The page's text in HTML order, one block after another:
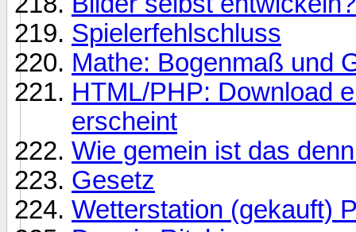
Spielerfehlschluss
Mathe: Bogenmaß und
HTML/PHP: Download
erscheint
Wie gemein ist das
Gesetz
Wetterstation (gekauft)